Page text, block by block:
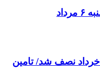
خرداد نصف شد/ تامین